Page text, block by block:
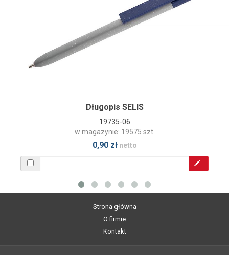
Długopis SELIS
19735-06
w magazynie: 19575 szt.
0,90 złnetto
Strona główna
O firmie
Kontakt